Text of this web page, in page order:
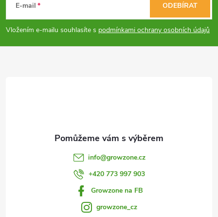
p
E-mail
Vložením e-mailu souhlasíte s podmínkami ochrany osobních údajů
ODEBÍRAT
info@growzone.cz
+420 773 997 903
Growzone na FB
growzone_cz